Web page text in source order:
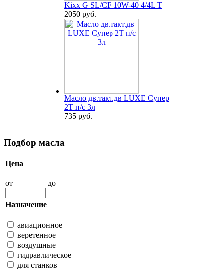
Kixx G SL/CF 10W-40 4/4L T
2050 руб.
Масло дв.такт.дв LUXE Супер
2Т п/с 3л
735 руб.
Подбор масла
Цена
от до
Назначение
авиационное
веретенное
воздушные
гидравлическое
для станков